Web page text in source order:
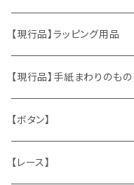
おもちゃ、ぬいぐるみ
くま、テディベア
うさぎ
ヴィンテージファブリック
ハンドメイド製品
お部屋に飾るもの
切手、FDC
ポストカード、カレンダー
マッチラベル、食品ラベル
蔵書票、荷札、ビュバー、伝票
【現行品】ラッピング用品
伝票、タグ、シール
袋、ラッピングペーパー
ひも、テープ
【現行品】手紙まわりのもの
封筒、ポストカード
切手
【ボタン】
木
【レース】